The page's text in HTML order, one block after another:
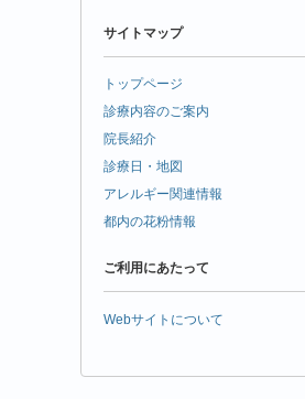
サイトマップ
トップページ
診療内容のご案内
院長紹介
診療日・地図
アレルギー関連情報
都内の花粉情報
ご利用にあたって
Webサイトについて